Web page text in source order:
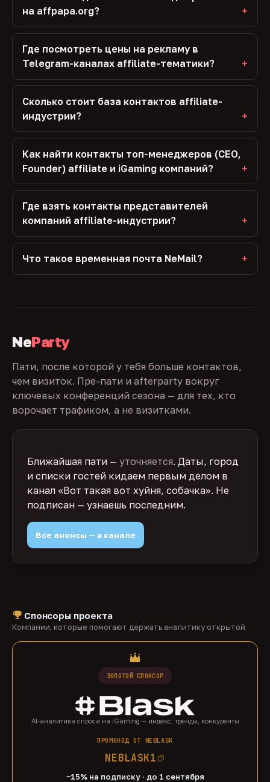
на affpapa.org?
Где посмотреть цены на рекламу в
Telegram-каналах affiliate-тематики?
Сколько стоит база контактов affiliate-
индустрии?
Как найти контакты топ-менеджеров (CEO,
Founder) affiliate и iGaming компаний?
Где взять контакты представителей
компаний affiliate-индустрии?
Что такое временная почта NeMail?
NeParty
Пати, после которой у тебя больше контактов,
чем визиток. Пре-пати и afterparty вокруг
ключевых конференций сезона — для тех, кто
ворочает трафиком, а не визитками.
Ближайшая пати — уточняется. Даты, город
и списки гостей кидаем первым делом в
канал «Вот такая вот хуйня, собачка». Не
подписан — узнаешь последним.
Все анонсы — в канале
Спонсоры проекта
Компании, которые помогают держать аналитику открытой
ЗОЛОТОЙ СПОНСОР
AI-аналитика спроса на iGaming — индекс, тренды, конкуренты
ПРОМОКОД ОТ NEBLASK
NEBLASK1
−15% на подписку · до 1 сентября